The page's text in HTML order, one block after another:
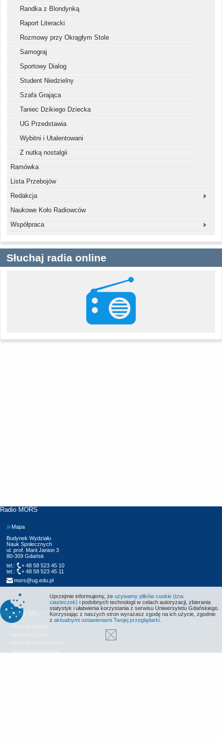
Randka z Blondynką
Raport Literacki
Rozmowy przy Okrągłym Stole
Samograj
Sportowy Dialog
Student Niedzielny
Szafa Grająca
Taniec Dzikiego Dziecka
UG Przedstawia
Wybitni i Utalentowani
Z nutką nostalgii
Ramówka
Lista Przebojów
Redakcja
Naukowe Koło Radiowców
Współpraca
Słuchaj radia online
Radio MORS
Mapa
Budynek Wydziału
Nauk Społecznych
ul. prof. Marii Janion 3
80-309 Gdańsk
tel.:
+ 48 58 523 45 10
tel.:
+ 48 58 523 45 11
mors@ug.edu.pl
Wydziały UG
Uprzejmie informujemy, że używamy plików cookie (tzw.
ciasteczek) i podobnych technologii w celach autoryzacji, zbierania
statystyk i ułatwienia korzystania z serwisu Uniwersytetu Gdańskiego.
Korzystając z naszych stron wyrażasz zgodę na ich użycie, zgodnie
z aktualnymi ustawieniami Twojej przeglądarki